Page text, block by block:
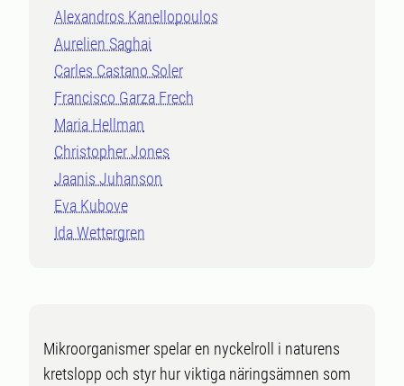
Alexandros Kanellopoulos
Aurelien Saghai
Carles Castano Soler
Francisco Garza Frech
Maria Hellman
Christopher Jones
Jaanis Juhanson
Eva Kubove
Ida Wettergren
Mikroorganismer spelar en nyckelroll i naturens
kretslopp och styr hur viktiga näringsämnen som